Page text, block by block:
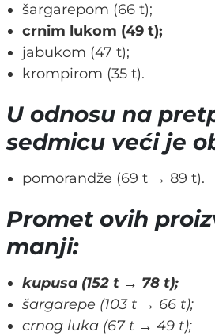
šargarepom (66 t);
crnim lukom (49 t);
jabukom (47 t);
krompirom (35 t).
U odnosu na
sedmicu veći je
pomorandže (69 t → 89 t).
Promet ovih
manji:
kupusa (152 t → 78 t);
šargarepe (103 t → 66 t);
crnog luka (67 t → 49 t);